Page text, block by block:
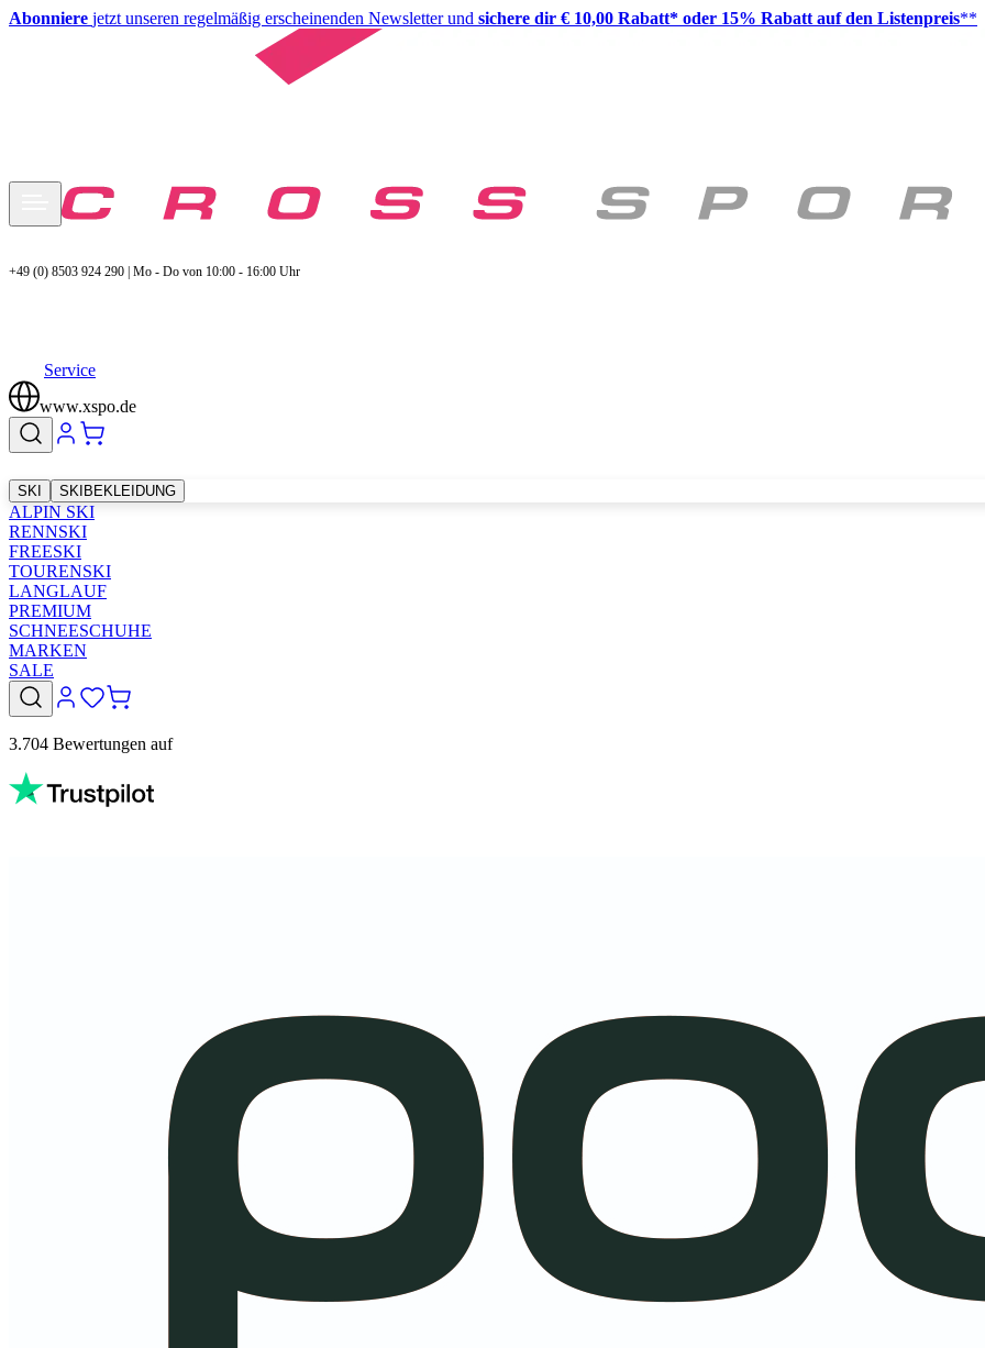
Abonniere jetzt unseren regelmäßig erscheinenden Newsletter und sichere dir € 10,00 Rabatt* oder 15% Rabatt auf den Listenpreis**
+49 (0) 8503 924 290 | Mo - Do von 10:00 - 16:00 Uhr
Service
www.xspo.de
SKI SKIBEKLEIDUNG
ALPIN SKI
RENNSKI
FREESKI
TOURENSKI
LANGLAUF
PREMIUM
SCHNEESCHUHE
MARKEN
SALE
3.704 Bewertungen auf